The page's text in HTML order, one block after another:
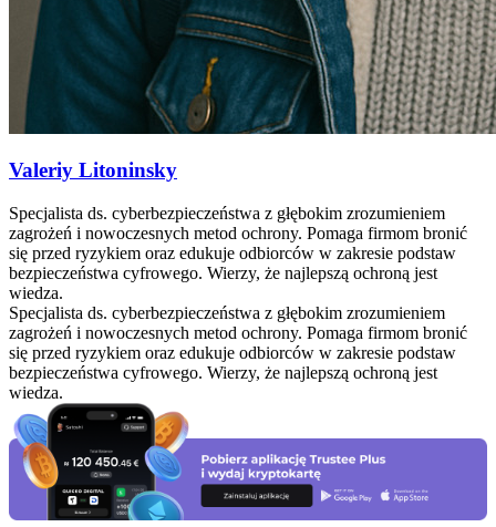
Valeriy Litoninsky
Specjalista ds. cyberbezpieczeństwa z głębokim zrozumieniem
zagrożeń i nowoczesnych metod ochrony. Pomaga firmom bronić
się przed ryzykiem oraz edukuje odbiorców w zakresie podstaw
bezpieczeństwa cyfrowego. Wierzy, że najlepszą ochroną jest
wiedza.
Specjalista ds. cyberbezpieczeństwa z głębokim zrozumieniem
zagrożeń i nowoczesnych metod ochrony. Pomaga firmom bronić
się przed ryzykiem oraz edukuje odbiorców w zakresie podstaw
bezpieczeństwa cyfrowego. Wierzy, że najlepszą ochroną jest
wiedza.